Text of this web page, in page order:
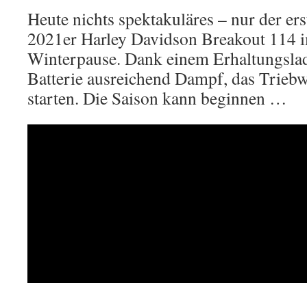
Heute nichts spektakuläres – nur der
2021er Harley Davidson Breakout 114
Winterpause. Dank einem
Batterie ausreichend Dampf, das
starten. Die Saison kann beginnen …